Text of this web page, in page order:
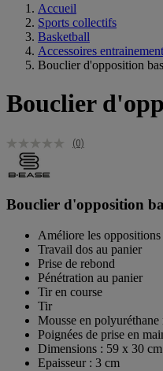
Accueil
Sports collectifs
Basketball
Accessoires
Bouclier d'opposition
Bouclier
(0)
Bouclier d'opposition
Améliore les oppositions
Travail dos au panier
Prise de rebond
Pénétration au panier
Tir en course
Tir
Mousse en
Poignées de prise en
Dimensions : 59 x 30 cm
Epaisseur : 3 cm